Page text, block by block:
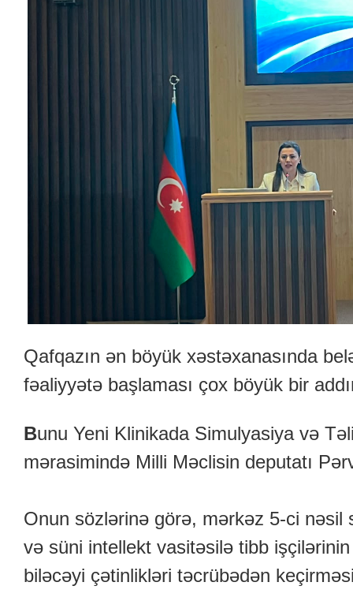
Qafqazın ən böyük xəstəxanasında
fəaliyyətə başlaması çox böyük bir
Bunu Yeni Klinikada Simulyasiya və
mərasimində Milli Məclisin deputatı
Onun sözlərinə görə, mərkəz 5-ci nəsil
və süni intellekt vasitəsilə tibb
biləcəyi çətinlikləri təcrübədən